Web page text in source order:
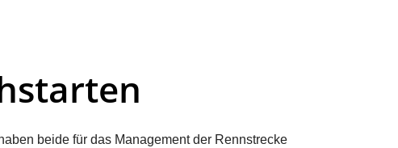
beide für das Management der Rennstrecke